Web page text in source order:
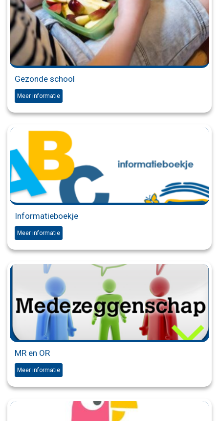
Gezonde school
Meer informatie
Informatieboekje
Meer informatie
MR en OR
Meer informatie